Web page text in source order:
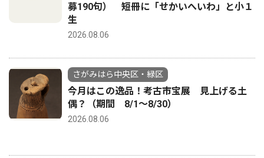
募190句） 短冊に「せかいへいわ」と小１
生
2026.08.06
さがみはら中央区・緑区
今月はこの逸品！考古市宝展 見上げる土
偶？（期間 8/1〜8/30）
2026.08.06